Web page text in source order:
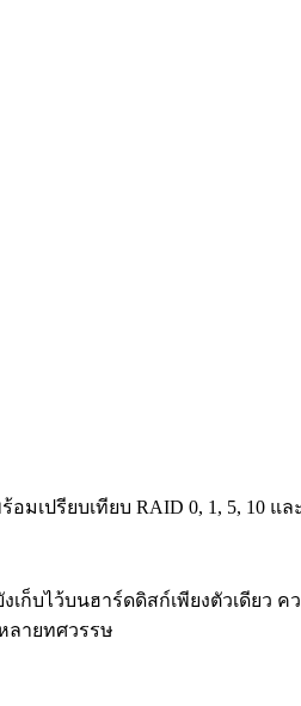
เปรียบเทียบ RAID 0, 1, 5, 10 แ
บไว้บนฮาร์ดดิสก์เพียงตัวเดียว ค
ลายทศวรรษ